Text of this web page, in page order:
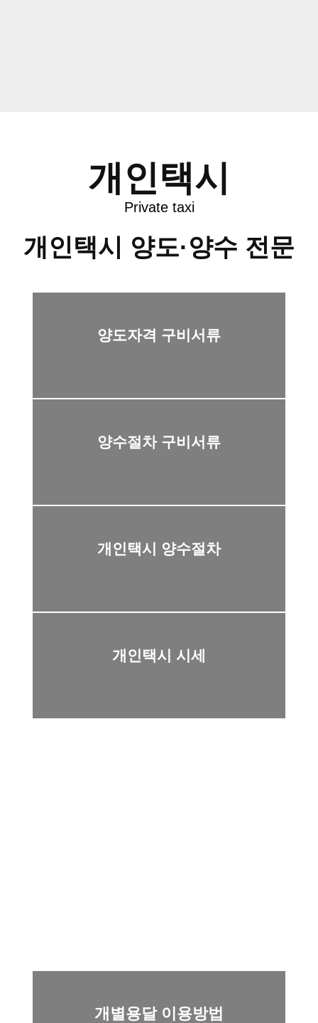
개인택시
Private taxi
개인택시 양도·양수 전문
양도자격 구비서류
양수절차 구비서류
개인택시 양수절차
개인택시 시세
개별용달 이용방법